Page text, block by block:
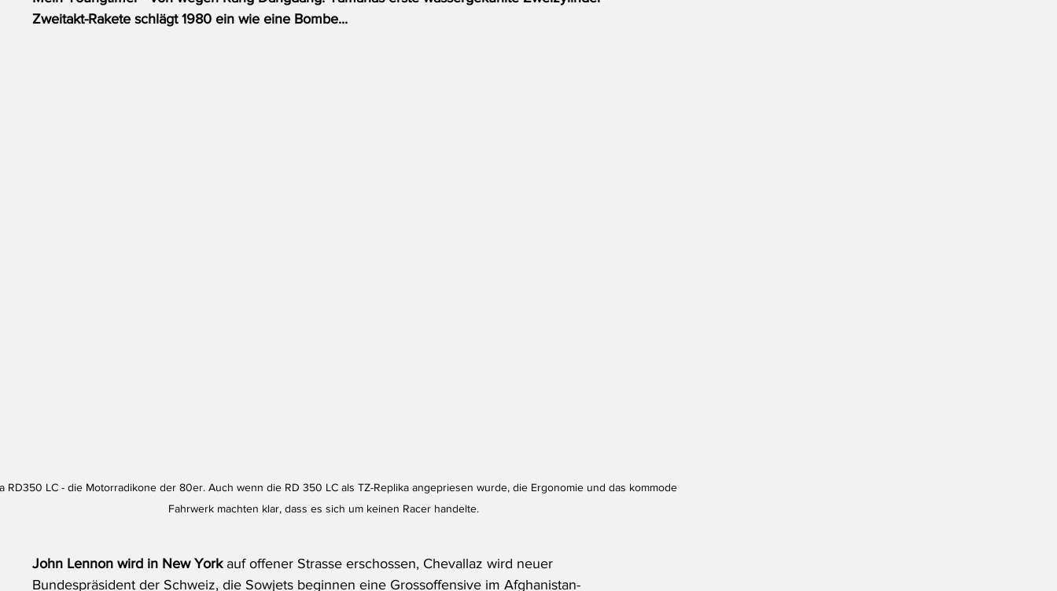
Zweitakt-Rakete schlägt 1980 ein wie eine Bombe...
RD350 LC - die Motorradikone der 80er. Auch wenn die RD 350 LC als TZ-Replika angepriesen wurde, die Ergonomie und das kommode
Fahrwerk machten klar, dass es sich um keinen Racer handelte.
John Lennon wird in New York auf offener Strasse erschossen, Chevallaz wird neuer
Bundespräsident der Schweiz, die Sowjets beginnen eine Grossoffensive im Afghanistan-